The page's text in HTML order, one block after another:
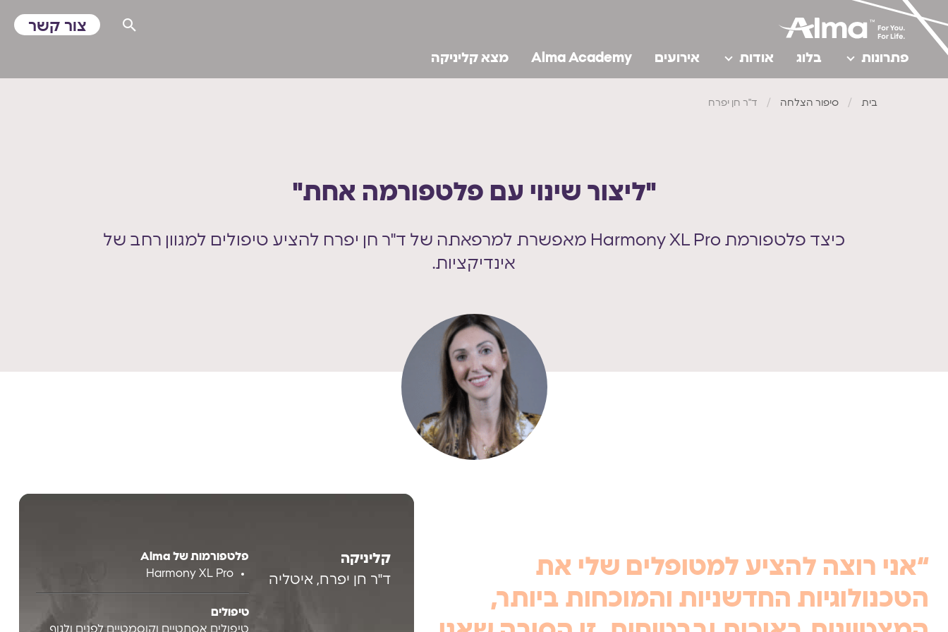
פתרונות בלוג אודות אירועים Alma Academy מצא קליניקה
צור קשר
בית / סיפור הצלחה / ד"ר חן יפרח
"ליצור שינוי עם פלטפורמה אחת"
כיצד פלטפורמת Harmony XL Pro מאפשרת למרפאתה של ד"ר חן יפרח להציע טיפולים למגוון רחב של
אינדיקציות.
“אני רוצה להציע למטופלים שלי את
הטכנולוגיות החדשניות והמוכחות ביותר,
קליניקה
ד"ר חן יפרח, איטליה
פלטפורמות של Alma
Harmony XL Pro
טיפולים
טיפולים אסתטיים וקוסמטיים לפנים ולגוף